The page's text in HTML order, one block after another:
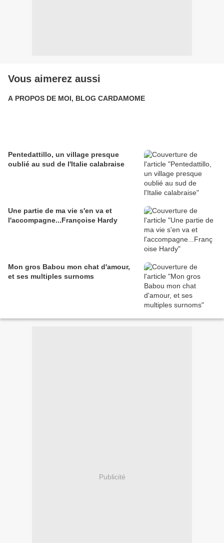
Vous aimerez aussi
A PROPOS DE MOI, BLOG CARDAMOME
Pentedattillo, un village presque
oublié au sud de l'Italie calabraise
Une partie de ma vie s'en va et
l'accompagne...Françoise Hardy
Mon gros Babou mon chat d'amour,
et ses multiples surnoms
Publicité